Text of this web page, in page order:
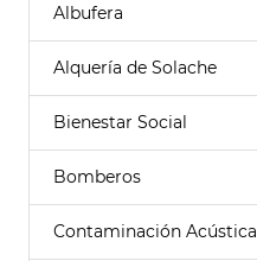
Albufera
Alquería de Solache
Bienestar Social
Bomberos
Contaminación Acústica